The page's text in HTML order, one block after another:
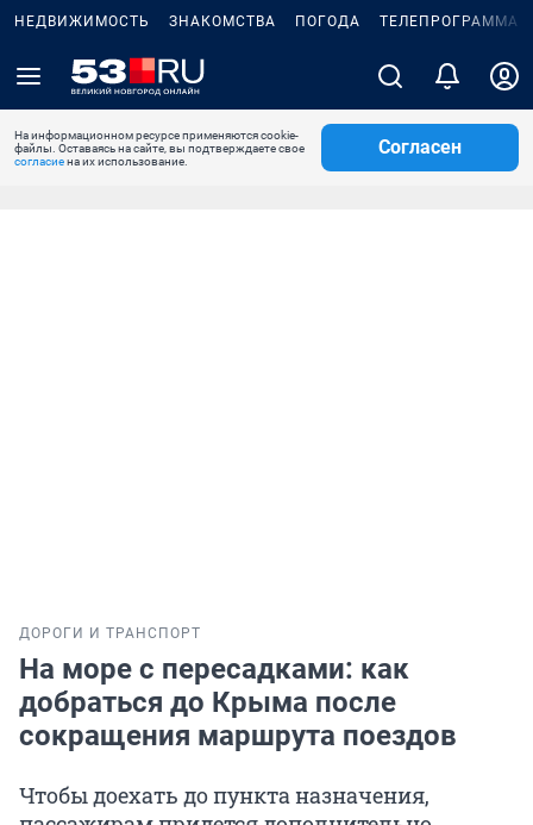
НЕДВИЖИМОСТЬ ЗНАКОМСТВА ПОГОДА ТЕЛЕПРОГРАММА
На информационном ресурсе применяются cookie-
файлы. Оставаясь на сайте, вы подтверждаете свое
согласиена их использование.
Согласен
ДОРОГИ И ТРАНСПОРТ
На море с пересадками: как
добраться до Крыма после
сокращения маршрута поездов
Чтобы доехать до пункта назначения,